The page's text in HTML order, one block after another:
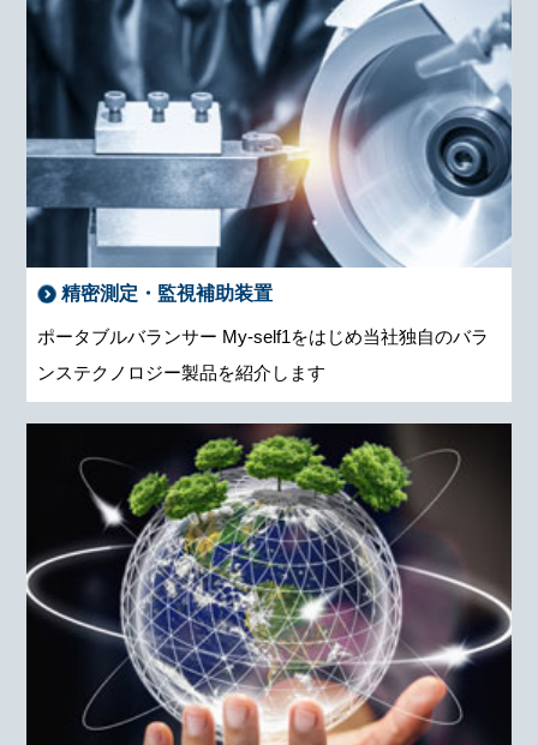
精密測定・監視補助装置
ポータブルバランサー My-self1をはじめ当社独自のバラ
ンステクノロジー製品を紹介します